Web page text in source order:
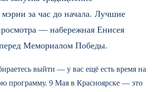
за час до начала. Лучшие
— набережная Енисея
Мемориалом Победы.
выйти — у вас ещё есть время на
программу. 9 Мая в Красноярске — это